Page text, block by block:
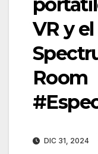
VR y
Room
DIC 31, 2024